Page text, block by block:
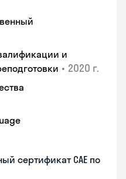
и
• 2020 г.
сертификат CAE по